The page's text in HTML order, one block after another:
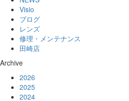
Visio
ブログ
レンズ
修理・メンテナンス
田崎店
Archive
2026
2025
2024